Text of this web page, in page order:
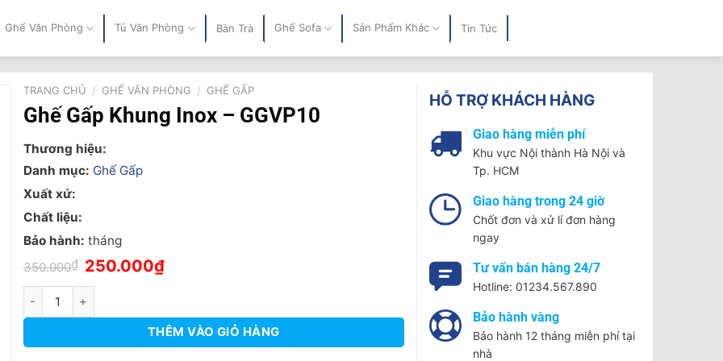
Ghế Văn Phòng Tủ Văn Phòng Bàn Trà Ghế Sofa Sản Phẩm Khác Tin Tức
TRANG CHỦ / GHẾ VĂN PHÒNG / GHẾ GẤP
Ghế Gấp Khung Inox – GGVP10
Thương hiệu:
Danh mục: Ghế Gấp
Xuất xứ:
Chất liệu:
Bảo hành: tháng
350.000₫ Giá
gốc
là:
350.000₫.
250.000₫Giá
hiện
Ghế Gấp Khung Inox - GGVP10 số lượng
THÊM VÀO GIỎ HÀNG
HỖ TRỢ KHÁCH HÀNG
Giao hàng miễn phí
Khu vực Nội thành Hà Nội và
Tp. HCM
Giao hàng trong 24 giờ
Chốt đơn và xử lí đơn hàng
ngay
Tư vấn bán hàng 24/7
Hotline: 01234.567.890
Bảo hành vàng
Bảo hành 12 tháng miễn phí tại
nhà